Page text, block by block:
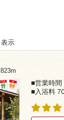
示
■営業時
■入浴料